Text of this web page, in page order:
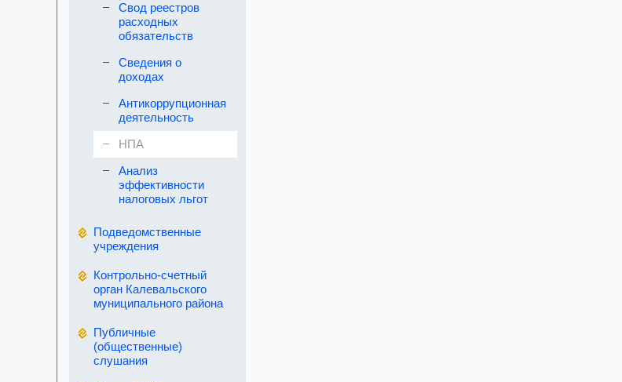
Свод реестров
расходных
обязательств
Сведения о
доходах
Антикоррупционная
деятельность
НПА
Анализ
эффективности
налоговых льгот
Подведомственные
учреждения
Контрольно-счетный
орган Калевальского
муниципального района
Публичные
(общественные)
слушания